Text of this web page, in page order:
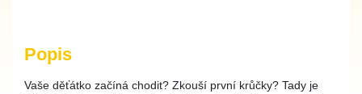
Popis
Vaše děťátko začíná chodit? Zkouší první krůčky? Tady je